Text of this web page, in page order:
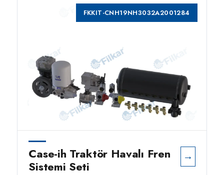
FKKIT-CNH19NH3032A2001284
Case-ih Traktör Havalı Fren
Sistemi Seti
→